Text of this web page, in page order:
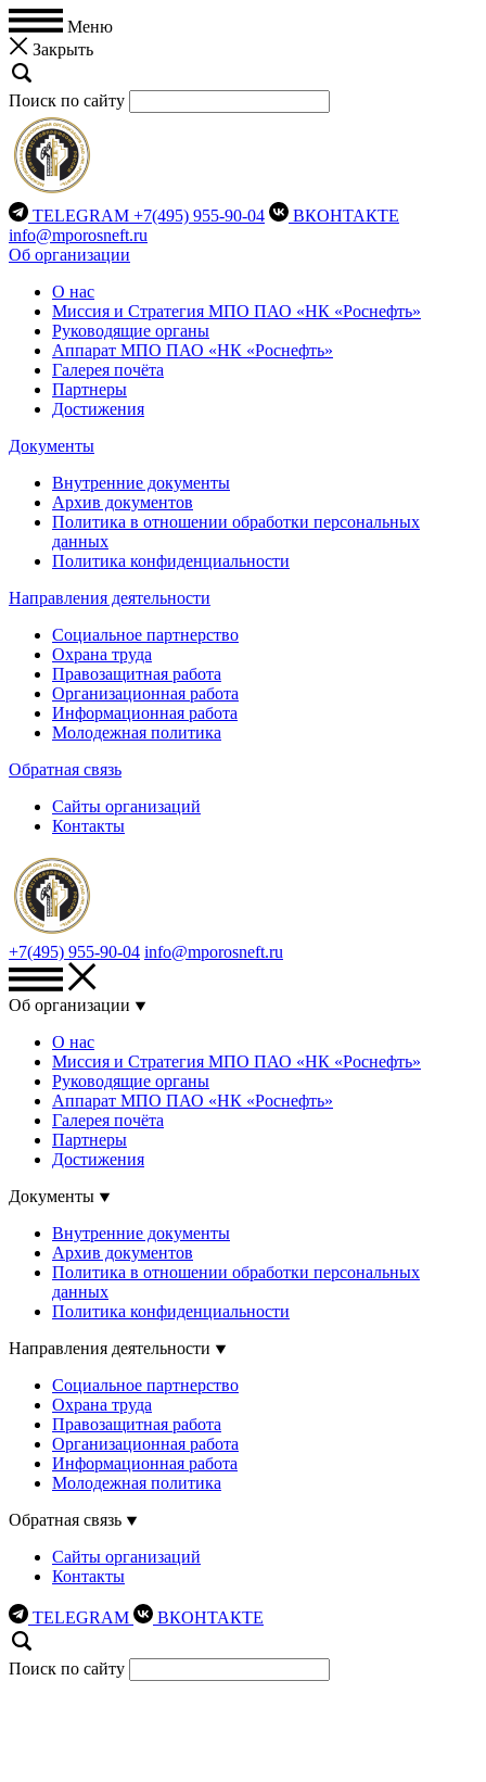
Меню
Закрыть
Поиск по сайту
TELEGRAM +7(495) 955-90-04
ВКОНТАКТЕ
info@mporosneft.ru
Об организации
О нас
Миссия и Стратегия МПО ПАО «НК «Роснефть»
Руководящие органы
Аппарат МПО ПАО «НК «Роснефть»
Галерея почёта
Партнеры
Достижения
Документы
Внутренние документы
Архив документов
Политика в отношении обработки персональных
данных
Политика конфиденциальности
Направления деятельности
Социальное партнерство
Охрана труда
Правозащитная работа
Организационная работа
Информационная работа
Молодежная политика
Обратная связь
Сайты организаций
Контакты
+7(495) 955-90-04 info@mporosneft.ru
Об организации
О нас
Миссия и Стратегия МПО ПАО «НК «Роснефть»
Руководящие органы
Аппарат МПО ПАО «НК «Роснефть»
Галерея почёта
Партнеры
Достижения
Документы
Внутренние документы
Архив документов
Политика в отношении обработки персональных
данных
Политика конфиденциальности
Направления деятельности
Социальное партнерство
Охрана труда
Правозащитная работа
Организационная работа
Информационная работа
Молодежная политика
Обратная связь
Сайты организаций
Контакты
TELEGRAM ВКОНТАКТЕ
Поиск по сайту